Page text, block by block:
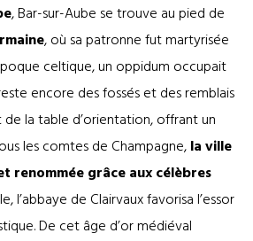
, Bar-sur-Aube se trouve au pied de
, où sa patronne fut martyrisée
celtique, un oppidum occupait
encore des fossés et des remblais
la table d’orientation, offrant un
les comtes de Champagne,la ville
renommée grâce aux célèbres
l’abbaye de Clairvaux favorisa l’essor
De cet âge d’or médiéval